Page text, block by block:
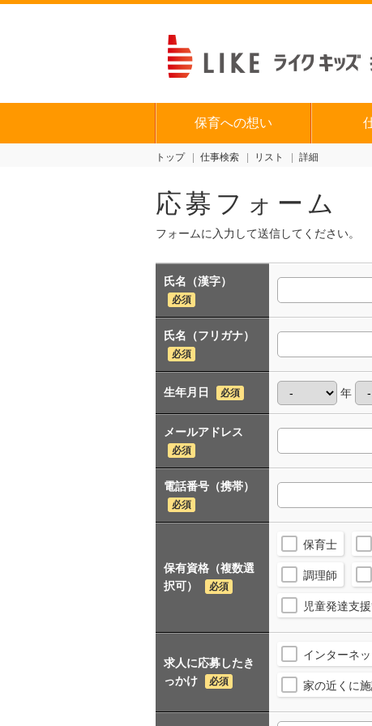
保育への想い
トップ 仕事検索 リスト 詳細
応募フォーム
フォームに入力して送信してください。
氏名（漢字）
必須
氏名（フリガナ）
必須
生年月日 必須 年
メールアドレス
必須
電話番号（携帯）
必須
保有資格（複数選
択可）
必須
保育士
調理師
児童発達支
求人に応募したき
っかけ
必須
インターネ
家の近くに